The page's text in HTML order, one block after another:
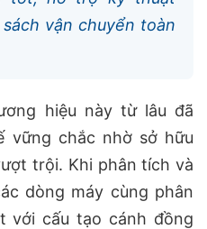
vận chuyển toàn
hiệu này từ lâu đã
vững chắc nhờ sở hữu
trội. Khi phân tích và
dòng máy cùng phân
với cấu tạo cánh đồng